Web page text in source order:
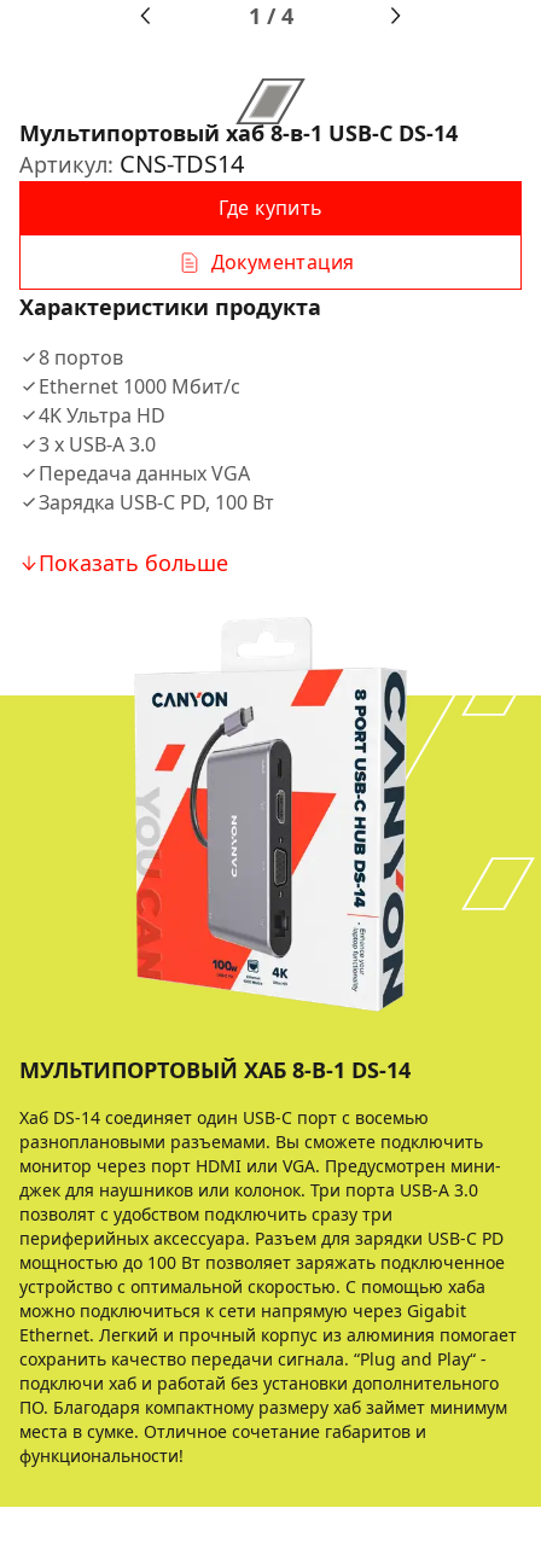
1 /4
Мультипортовый хаб 8-в-1 USB-C DS-14
Артикул: CNS-TDS14
Где купить
Документация
Характеристики продукта
8 портов
Ethernet 1000 Мбит/с
4K Ультра HD
3 х USB-A 3.0
Передача данных VGA
Зарядка USB-C PD, 100 Вт
Показать больше
МУЛЬТИПОРТОВЫЙ ХАБ 8-В-1 DS-14
Хаб DS-14 соединяет один USB-C порт с восемью
разноплановыми разъемами. Вы сможете подключить
монитор через порт HDMI или VGA. Предусмотрен мини-
джек для наушников или колонок. Три порта USB-A 3.0
позволят с удобством подключить сразу три
периферийных аксессуара. Разъем для зарядки USB-C PD
мощностью до 100 Вт позволяет заряжать подключенное
устройство с оптимальной скоростью. С помощью хаба
можно подключиться к сети напрямую через Gigabit
Ethernet. Легкий и прочный корпус из алюминия помогает
сохранить качество передачи сигнала. “Plug and Play“ -
подключи хаб и работай без установки дополнительного
ПО. Благодаря компактному размеру хаб займет минимум
места в сумке. Отличное сочетание габаритов и
функциональности!